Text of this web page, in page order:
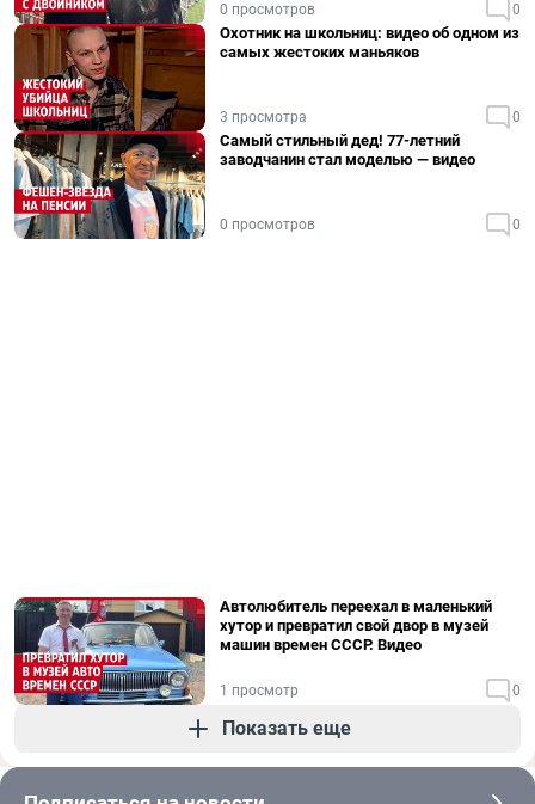
0 просмотров 0
Охотник на школьниц: видео об одном из
самых жестоких маньяков
3 просмотра 0
Самый стильный дед! 77-летний
заводчанин стал моделью — видео
0 просмотров 0
Автолюбитель переехал в маленький
хутор и превратил свой двор в музей
машин времен СССР. Видео
1 просмотр 0
Показать еще